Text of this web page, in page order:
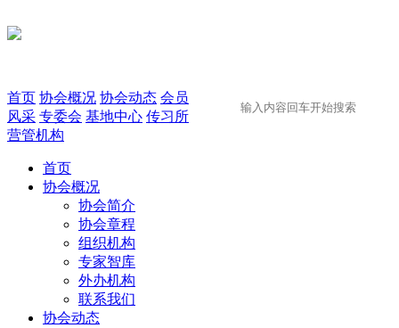
首页 协会概况 协会动态 会员
风采 专委会 基地中心 传习所
营管机构
首页
协会概况
协会简介
协会章程
组织机构
专家智库
外办机构
联系我们
协会动态